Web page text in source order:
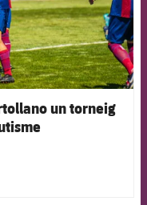
un torneig